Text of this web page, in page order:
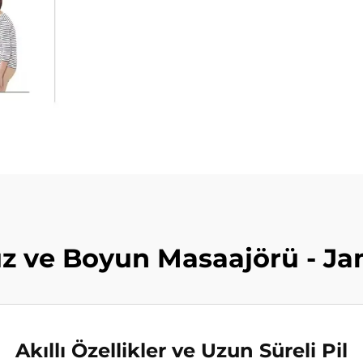
ve Boyun Masaajörü -
Akıllı Özellikler ve Uzun Süreli Pil